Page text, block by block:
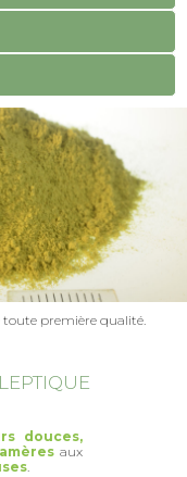
toute première qualité.
douces,
aux